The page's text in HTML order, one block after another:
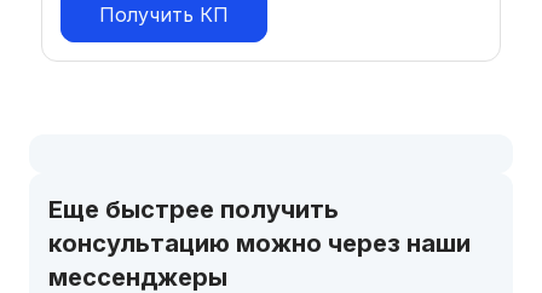
Получить КП
Еще быстрее получить
консультацию можно через наши
мессенджеры